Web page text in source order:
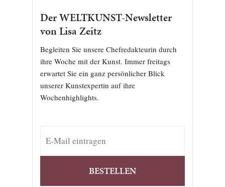
Der WELTKUNST-Newsletter
von Lisa Zeitz
Begleiten Sie unsere Chefredakteurin durch
ihre Woche mit der Kunst. Immer freitags
erwartet Sie ein ganz persönlicher Blick
unserer Kunstexpertin auf ihre
Wochenhighlights.
BESTELLEN